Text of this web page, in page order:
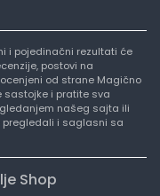
i pojedinačni rezultati će
postovi na
od strane Magično
sastojke i pratite sva
našeg sajta ili
pregledali i saglasni sa
Shop